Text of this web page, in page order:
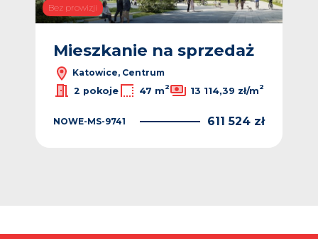
Bez prowizji
Mieszkanie na sprzedaż
Katowice, Centrum
2 pokoje
47 m2 13 114,39 zł/m2
NOWE-MS-9741 611 524 zł